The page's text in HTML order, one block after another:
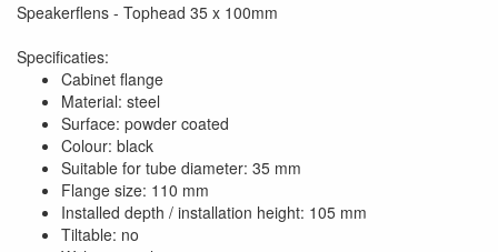
Speakerflens - Tophead 35 x 100mm
Specificaties:
Cabinet flange
Material: steel
Surface: powder coated
Colour: black
Suitable for tube diameter: 35 mm
Flange size: 110 mm
Installed depth / installation height: 105 mm
Tiltable: no